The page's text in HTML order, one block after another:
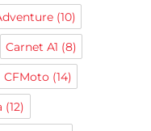
(10)
Carnet A1 (8)
CFMoto (14)
(12)